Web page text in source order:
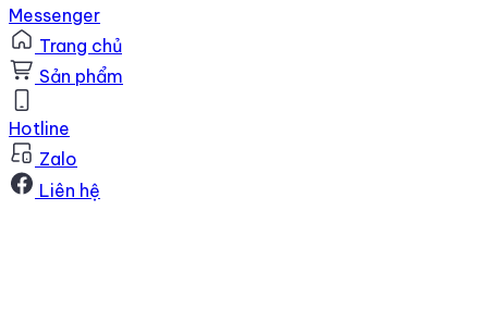
Messenger
Trang chủ
Sản phẩm
Hotline
Zalo
Liên hệ